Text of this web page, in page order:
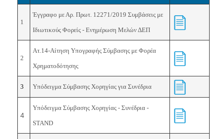
1
Έγγραφο με Αρ. Πρωτ. 12271/2019 Συμβάσεις με
Ιδιωτικούς Φορείς - Ενημέρωση Μελών ΔΕΠ
2
Ατ.14-Αίτηση Υπογραφής Σύμβασης με Φορέα
Χρηματοδότησης
3 Υπόδειγμα Σύμβασης Χορηγίας για Συνέδρια
4
Υπόδειγμα Σύμβασης Χορηγίας - Συνέδρια -
STAND